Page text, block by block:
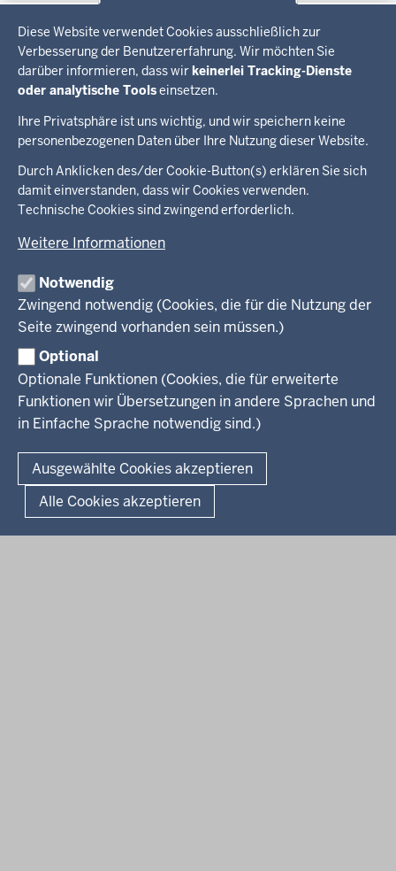
Diese Website verwendet Cookies ausschließlich zur
Verbesserung der Benutzererfahrung. Wir möchten Sie
darüber informieren, dass wirkeinerlei Tracking-Dienste
oder analytische Toolseinsetzen.
Ihre Privatsphäre ist uns wichtig, und wir speichern keine
personenbezogenen Daten über Ihre Nutzung dieser Website.
Durch Anklicken des/der Cookie-Button(s) erklären Sie sich
damit einverstanden, dass wir Cookies verwenden.
Technische Cookies sind zwingend erforderlich.
Weitere Informationen
Notwendig
Zwingend notwendig (Cookies, die für die Nutzung der
Seite zwingend vorhanden sein müssen.)
Optional
Optionale Funktionen (Cookies, die für erweiterte
Funktionen wir Übersetzungen in andere Sprachen und
in Einfache Sprache notwendig sind.)
Ausgewählte Cookies akzeptieren
Alle Cookies akzeptieren
Rückführungen insbesondere von Gefährdern in Länder mit
schlechter Sicherheitslage un
Informationen zur Bezahlkarte für Geflüchtete
Freiwillige Rückkehr
Inhalte
Im Überblick
Inhalt
in
der
Fußzeile
Menü
Ministerium
Kinder
Jugend
Familie
LSBTIQ*
Gleichstellung
Flucht
Presse
Pressemitteilungen
Pressekontakt
Fotos
RSS-Feeds
Service
Broschürenservice
Bibliothek
Newsletter
Geschützter Kontakt
Landesportal NRW
Anfahrt
E-Rechnung
#WTFuture
Fußzeile
Seitenübersicht Kontakt Datenschutz